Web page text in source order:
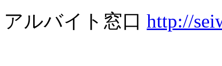
アルバイト窓口 http://